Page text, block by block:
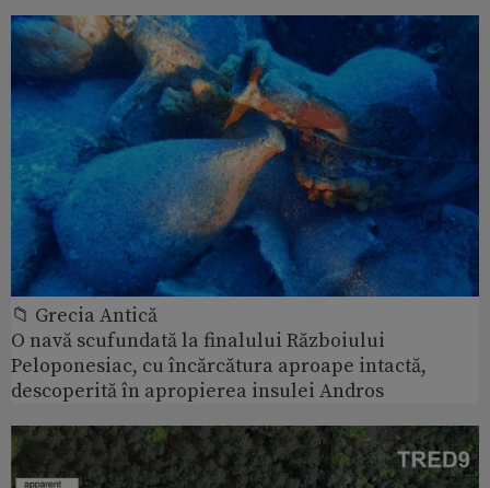
📁 Grecia Antică
O navă scufundată la finalului Războiului
Peloponesiac, cu încărcătura aproape intactă,
descoperită în apropierea insulei Andros